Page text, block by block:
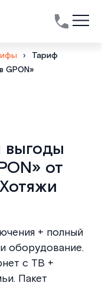
›
Тариф
GPON»
выгоды
от
+ полный
оборудование.
с ТВ +
Пакет